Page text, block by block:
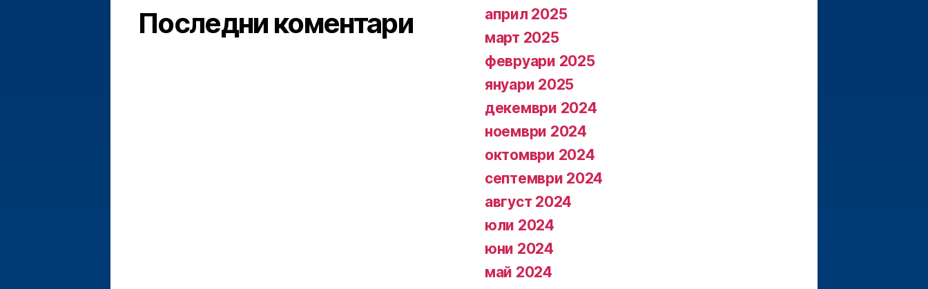
Последни коментари
април 2025
март 2025
февруари 2025
януари 2025
декември 2024
ноември 2024
октомври 2024
септември 2024
август 2024
юли 2024
юни 2024
май 2024